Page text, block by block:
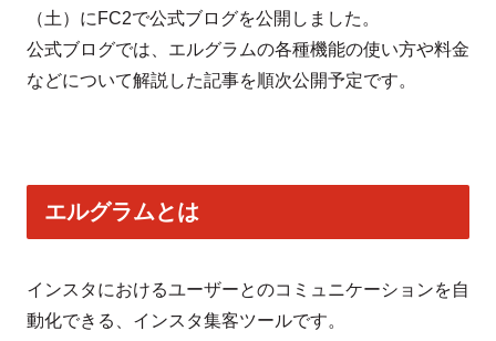
（土）にFC2で公式ブログを公開しました。
公式ブログでは、エルグラムの各種機能の使い方や料金
などについて解説した記事を順次公開予定です。
エルグラムとは
インスタにおけるユーザーとのコミュニケーションを自
動化できる、インスタ集客ツールです。